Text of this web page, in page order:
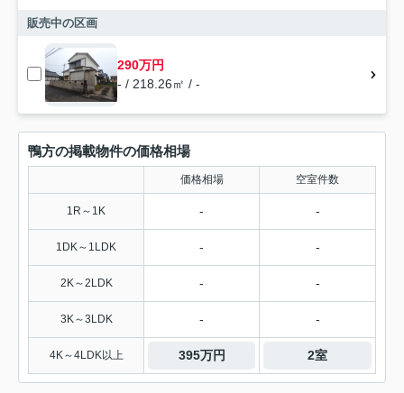
販売中の区画
290万円
- / 218.26㎡ / -
鴨方の掲載物件の価格相場
価格相場 空室件数
1R～1K - -
1DK～1LDK - -
2K～2LDK - -
3K～3LDK - -
4K～4LDK以上 395万円 2室